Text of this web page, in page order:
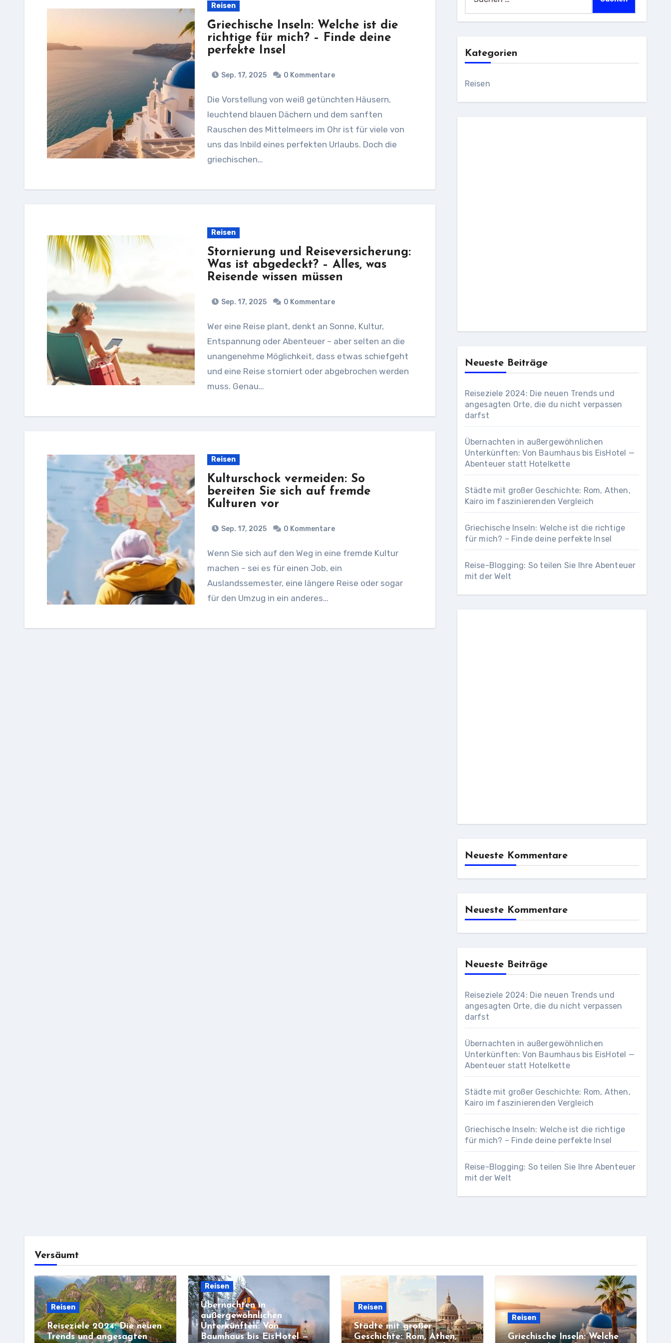
Reisen
Griechische Inseln: Welche ist die
richtige für mich? – Finde deine
perfekte Insel
Sep. 17, 2025 0 Kommentare
Die Vorstellung von weiß getünchten Häusern,
leuchtend blauen Dächern und dem sanften
Rauschen des Mittelmeers im Ohr ist für viele von
uns das Inbild eines perfekten Urlaubs. Doch die
griechischen…
Reisen
Stornierung und Reiseversicherung:
Was ist abgedeckt? – Alles, was
Reisende wissen müssen
Sep. 17, 2025 0 Kommentare
Wer eine Reise plant, denkt an Sonne, Kultur,
Entspannung oder Abenteuer – aber selten an die
unangenehme Möglichkeit, dass etwas schiefgeht
und eine Reise storniert oder abgebrochen werden
muss. Genau…
Reisen
Kulturschock vermeiden: So
bereiten Sie sich auf fremde
Kulturen vor
Sep. 17, 2025 0 Kommentare
Wenn Sie sich auf den Weg in eine fremde Kultur
machen – sei es für einen Job, ein
Auslandssemester, eine längere Reise oder sogar
für den Umzug in ein anderes…
nach:
Kategorien
Reisen
Neueste Beiträge
Reiseziele 2024: Die neuen Trends und
angesagten Orte, die du nicht verpassen
darfst
Übernachten in außergewöhnlichen
Unterkünften: Von Baumhaus bis EisHotel —
Abenteuer statt Hotelkette
Städte mit großer Geschichte: Rom, Athen,
Kairo im faszinierenden Vergleich
Griechische Inseln: Welche ist die richtige
für mich? – Finde deine perfekte Insel
Reise-Blogging: So teilen Sie Ihre Abenteuer
mit der Welt
Neueste Kommentare
Neueste Kommentare
Neueste Beiträge
Reiseziele 2024: Die neuen Trends und
angesagten Orte, die du nicht verpassen
darfst
Übernachten in außergewöhnlichen
Unterkünften: Von Baumhaus bis EisHotel —
Abenteuer statt Hotelkette
Städte mit großer Geschichte: Rom, Athen,
Kairo im faszinierenden Vergleich
Griechische Inseln: Welche ist die richtige
für mich? – Finde deine perfekte Insel
Reise-Blogging: So teilen Sie Ihre Abenteuer
mit der Welt
Versäumt
Reisen
Reiseziele 2024: Die neuen
Trends und angesagten
Reisen
Übernachten in
außergewöhnlichen
Unterkünften: Von
Baumhaus bis EisHotel —
Reisen
Städte mit großer
Geschichte: Rom, Athen,
Reisen
Griechische Inseln: Welche